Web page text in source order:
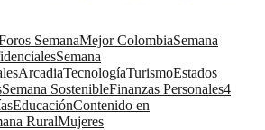
SemanaMejor ColombiaSemana
Semana
ArcadiaTecnologíaTurismoEstados
Semana SostenibleFinanzas Personales4
EducaciónContenido en
RuralMujeres